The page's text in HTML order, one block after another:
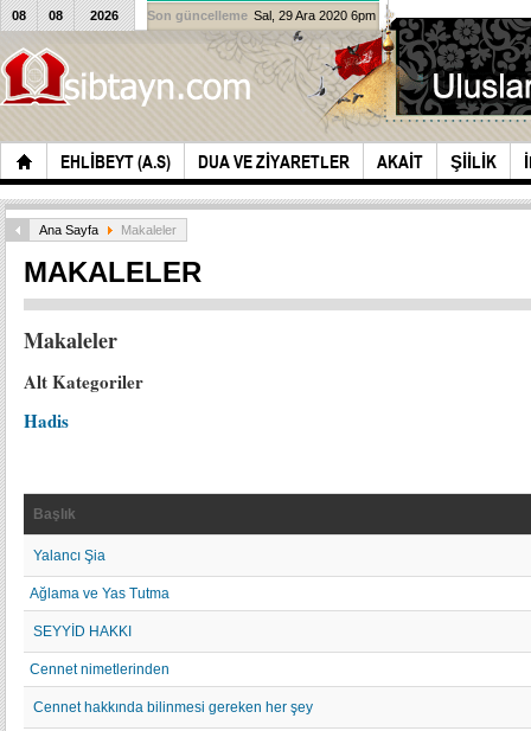
EHLIBEYT (A.S) DUA VE ZIYARETLER AKAIT ŞIILIK
08 08 2026 Son güncelleme Sal, 29 Ara 2020 6pm
Ana Sayfa Makaleler
MAKALELER
Makaleler
Alt Kategoriler
Hadis
Başlık
Yalancı Şia
Ağlama ve Yas Tutma
SEYYİD HAKKI
Cennet nimetlerinden
Cennet hakkında bilinmesi gereken her şey